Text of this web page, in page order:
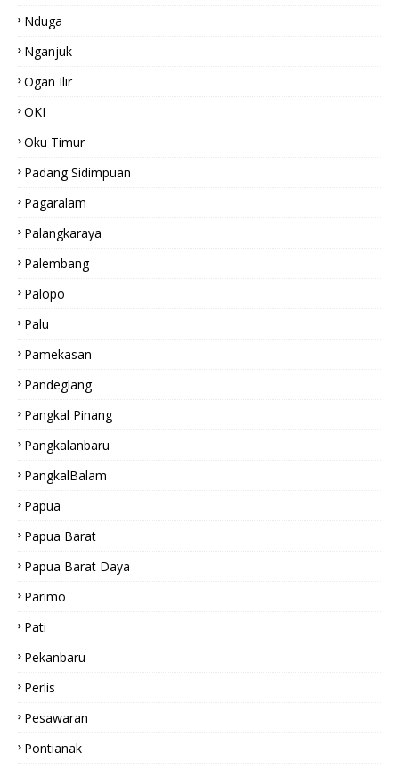
Nduga
Nganjuk
Ogan Ilir
OKI
Oku Timur
Padang Sidimpuan
Pagaralam
Palangkaraya
Palembang
Palopo
Palu
Pamekasan
Pandeglang
Pangkal Pinang
Pangkalanbaru
PangkalBalam
Papua
Papua Barat
Papua Barat Daya
Parimo
Pati
Pekanbaru
Perlis
Pesawaran
Pontianak